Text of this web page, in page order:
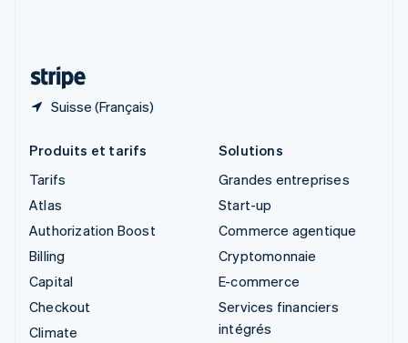
Suisse (Français)
Produits et tarifs
Tarifs
Atlas
Authorization Boost
Billing
Capital
Checkout
Climate
Solutions
Grandes entreprises
Start-up
Commerce agentique
Cryptomonnaie
E-commerce
Services financiers
intégrés